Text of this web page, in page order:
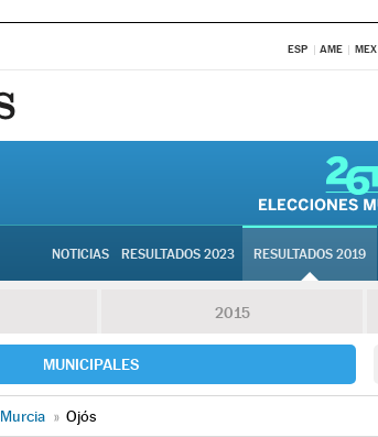
ESP AME MEX
NOTICIAS RESULTADOS 2023 RESULTADOS 2019
2015
MUNICIPALES
Murcia » Ojós